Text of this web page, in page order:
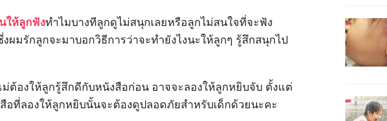
ให้ลูกฟังทำไมบางทีลูกดูไม่สนุกเลยหรือลูกไม่สนใจที่จะฟัง
มรักลูกจะมาบอกวิธีการว่าจะทำยังไงนะให้ลูกๆ รู้สึกสนุกไป
ต้องให้ลูกรู้สึกดีกับหนังสือก่อน อาจจะลองให้ลูกหยิบจับ ตั้งแต่
อที่ลองให้ลูกหยิบนั้นจะต้องดูปลอดภัยสำหรับเด็กด้วยนะคะ